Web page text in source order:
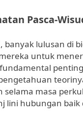
Pasca-
banyak lulusan di
untuk
selama masa
lini hubungan baik